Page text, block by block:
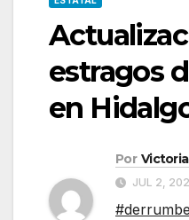
estragos
en
Por
JUL 2,